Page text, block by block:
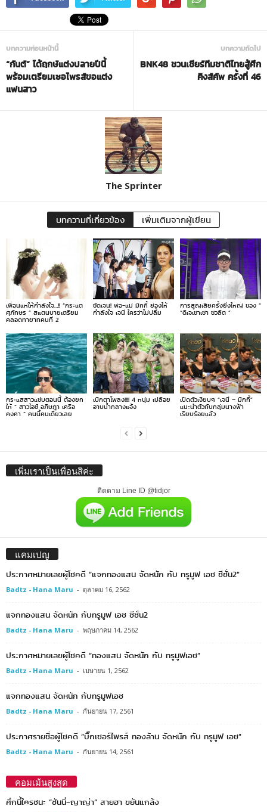
บทความก่อนหน้านี้
“กันต์” ได้ฤกษ์แต่งปลายปีนี้
พร้อมเตรียมเซอไพรส์ขอแต่ง
แฟนสาว
บทความถัดไป
BNK48 ชวนเชียร์ทีมชาติไทยสู้ศึก
คิงส์คัพ ครั้งที่ 46
The Sprinter
บทความที่เกี่ยวข้อง เพิ่มเติมจากผู้เขียน
เพื่อนแห่ให้กำลังใจ…!! “กระแต
ศุภักษร ” สแตนบายเตรียม
คลอดทายาทคนที่ 2
ชัดเจน! พ่อ-แม่ มิกกี้ ย่องให้
กำลังใจ เจนี่ ใครว่าไม่ปลื้ม
การสูญเสียครั้งยิ่งใหญ่ ของ ”
“ดีเจเชาเชา ชวลิต ”
กระแสสาวแซ่บตอนนี้ ต้องยก
ให้ ” สาวไอซ์ อภิษฎา เครือ
คงคา ” คนนี้คนเดียวเลย
เบิกตาโพลง!!!! 4 หนุ่ม เปลือย
อาบน้ำกลางแจ้ง
เปิดตัวเงียบๆ “เจนี่ – มิกกี้”
แนะนำตัวกับกลุ่มนางฟ้า
เรียบร้อยแล้ว
เพิ่มเราเป็นเพื่อนสิค่ะ
ติดตาม Line ID @tidjor
แคมเปญ
ประกาศหมายเลขผู้โชคดี “แจกทองแสน จัดหนัก กับ ทรูมูฟ เอช ซีซั่น2”
Badtz - Hana Maru - ตุลาคม 16, 2562
แจกทองแสน จัดหนัก กับทรูมูฟ เอช ซีซั่น2
Badtz - Hana Maru - พฤษภาคม 14, 2562
ประกาศหมายเลขผู้โชคดี “ทองแสน จัดหนัก กับ ทรูมูฟเอช”
Badtz - Hana Maru - เมษายน 1, 2562
แจกทองแสน จัดหนัก กับทรูมูฟเอช
Badtz - Hana Maru - กันยายน 17, 2561
ประกาศรายชื่อผู้โชคดี “บิ๊กเซอร์ไพรส์ ทองล้าน จัดหนัก กับ ทรูมูฟ เอช”
Badtz - Hana Maru - กันยายน 14, 2561
คอมเม้นสูงสุด
ศึกนี้ใครชนะ “ซันนี่-ญาญ่า” สายฮา ขยันแกล้ง